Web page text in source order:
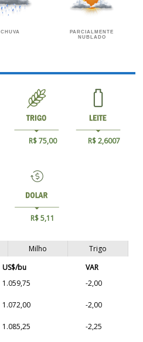
CHUVA
PARCIALMENTE
NUBLADO
R$ 75,00 R$ 2,6007
R$ 5,11
Milho
Trigo
US$/bu
VAR
1.059,75 -2,00
1.072,00 -2,00
1.085,25 -2,25